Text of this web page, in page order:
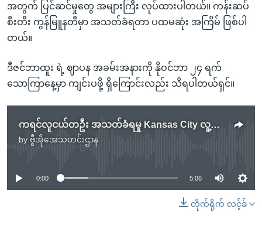
အတွက် ပြင်ဆင်မှုတွေ အများကြီး လုပ်ထားပါတယ်။ ကန်းဆပ်
စီးတီး ကွန်မြူနတီမှာ အသတ်ခံရတာ ပထမဆုံး အကြိမ် ဖြစ်ပါ
တယ်။
ဒီဇင်ဘာထူး ရဲ့ ဈာပန အခမ်းအနားကို နိုဝင်ဘာ ၂၄ ရက်
သောကြာနေ့မှာ ကျင်းပဖို့ ရှိကြောင်းလည်း သိရပါတယ်ရှင်။
ကရင်လူငယ်တဦး အသတ်ခံရမှု Kansas City လူ့အဖွဲ့အစည်းကြေကွဲ
by ဗွီအိုအေသတင်းဌာန
No media source currently available
0:00 5:06
တိုက်ရိုက် လင့်ခ်